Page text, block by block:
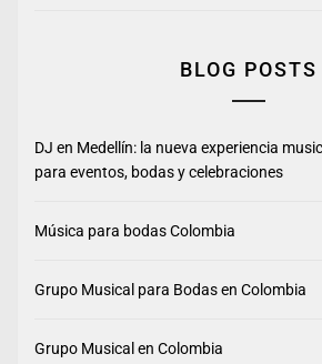
BLOG POSTS
DJ en Medellín: la nueva experiencia
para eventos, bodas y celebraciones
Música para bodas Colombia
Grupo Musical para Bodas en Colombia
Grupo Musical en Colombia